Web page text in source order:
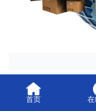
首页 在